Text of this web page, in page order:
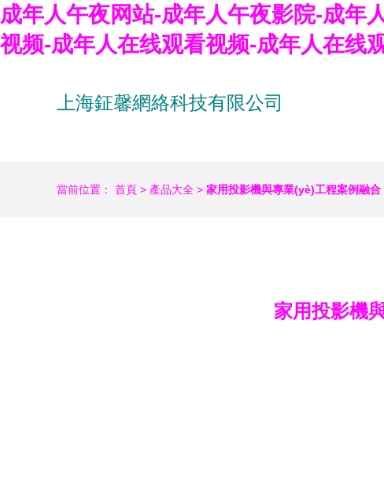
成年人午夜网站-成年人午夜影院-成年
视频-成年人在线观看视频-成年人在线
上海鉦馨網絡科技有限公司
當前位置： 首頁 > 產品大全 > 家用投影機與專業(yè)工程案例融
家用投影機